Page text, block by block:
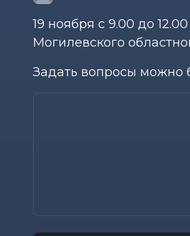
19 ноября с 9.00 до
Могилевского
Задать вопросы можно